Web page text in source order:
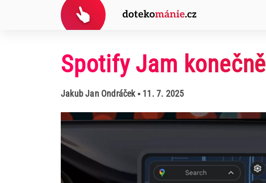
Spotify Jam
Jakub Jan Ondráček• 11. 7. 2025